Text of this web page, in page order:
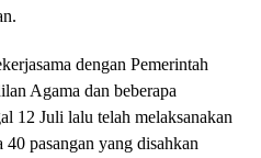
dengan Pemerintah
Agama dan beberapa
12 Juli lalu telah melaksanakan
pasangan yang disahkan